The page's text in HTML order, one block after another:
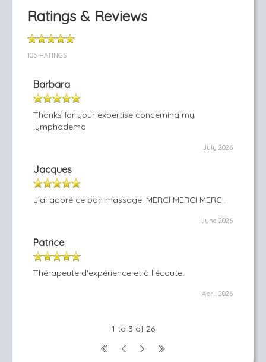
Ratings & Reviews
105 RATINGS
Barbara
Thanks for your expertise concerning my
lymphadema
July 2026
Jacques
J'ai adoré ce bon massage. MERCI MERCI MERCI.
June 2026
Patrice
Thérapeute d'expérience et à l'écoute.
April 2026
1 to 3 of 26